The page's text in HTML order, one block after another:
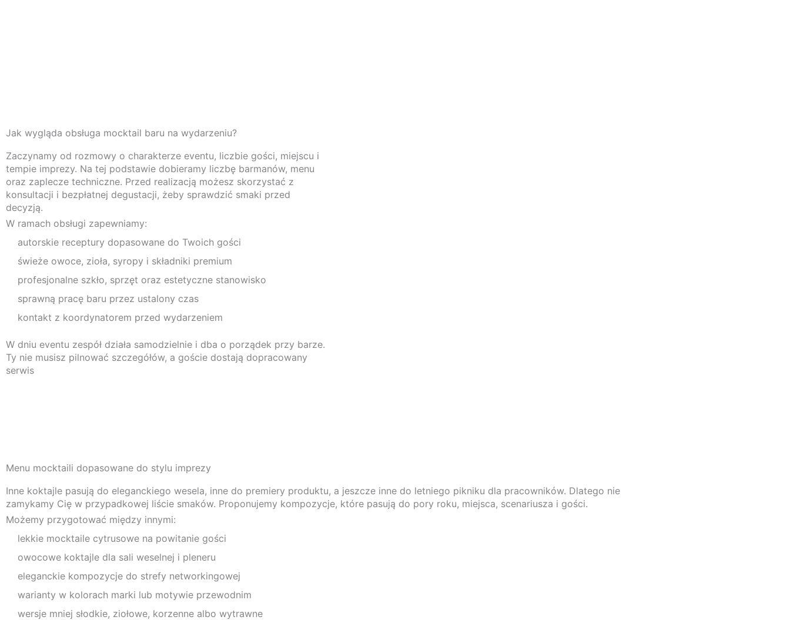
Jak wygląda obsługa mocktail baru na wydarzeniu?
Zaczynamy od rozmowy o charakterze eventu, liczbie gości, miejscu i
tempie imprezy. Na tej podstawie dobieramy liczbę barmanów, menu
oraz zaplecze techniczne. Przed realizacją możesz skorzystać z
konsultacji i bezpłatnej degustacji, żeby sprawdzić smaki przed
decyzją.
W ramach obsługi zapewniamy:
autorskie receptury dopasowane do Twoich gości
świeże owoce, zioła, syropy i składniki premium
profesjonalne szkło, sprzęt oraz estetyczne stanowisko
sprawną pracę baru przez ustalony czas
kontakt z koordynatorem przed wydarzeniem
W dniu eventu zespół działa samodzielnie i dba o porządek przy barze.
Ty nie musisz pilnować szczegółów, a goście dostają dopracowany
serwis
Menu mocktaili dopasowane do stylu imprezy
Inne koktajle pasują do eleganckiego wesela, inne do premiery produktu, a jeszcze inne do letniego pikniku dla pracowników. Dlatego nie
zamykamy Cię w przypadkowej liście smaków. Proponujemy kompozycje, które pasują do pory roku, miejsca, scenariusza i gości.
Możemy przygotować między innymi:
lekkie mocktaile cytrusowe na powitanie gości
owocowe koktajle dla sali weselnej i pleneru
eleganckie kompozycje do strefy networkingowej
warianty w kolorach marki lub motywie przewodnim
wersje mniej słodkie, ziołowe, korzenne albo wytrawne